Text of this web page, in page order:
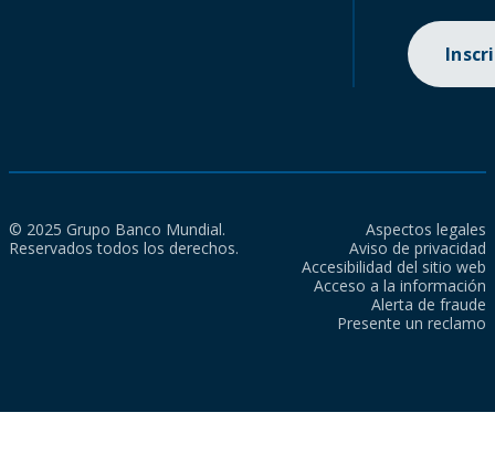
© 2025 Grupo Banco Mundial.
Reservados todos los derechos.
Aspectos legales
Aviso de privacidad
Accesibilidad del sitio web
Acceso a la información
Alerta de fraude
Presente un reclamo